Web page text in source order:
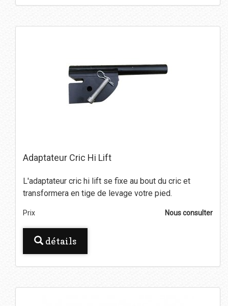
Adaptateur Cric Hi Lift
L'adaptateur cric hi lift se fixe au bout du cric et
transformera en tige de levage votre pied.
Prix Nous consulter
détails